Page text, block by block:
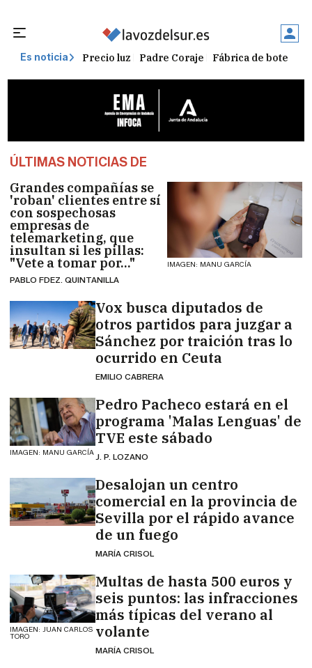
Es noticia Precio luz Padre Coraje Fábrica de botellas
ÚLTIMAS NOTICIAS DE
IMAGEN: MANU GARCÍA
Grandes compañías se
'roban' clientes entre sí
con sospechosas
empresas de
telemarketing, que
insultan si les pillas:
"Vete a tomar por..."
PABLO FDEZ. QUINTANILLA
Vox busca diputados de
otros partidos para juzgar a
Sánchez por traición tras lo
ocurrido en Ceuta
EMILIO CABRERA
IMAGEN: MANU GARCÍA
Pedro Pacheco estará en el
programa 'Malas Lenguas' de
TVE este sábado
J. P. LOZANO
Desalojan un centro
comercial en la provincia de
Sevilla por el rápido avance
de un fuego
MARÍA CRISOL
IMAGEN: JUAN CARLOS
TORO
Multas de hasta 500 euros y
seis puntos: las infracciones
más típicas del verano al
volante
MARÍA CRISOL